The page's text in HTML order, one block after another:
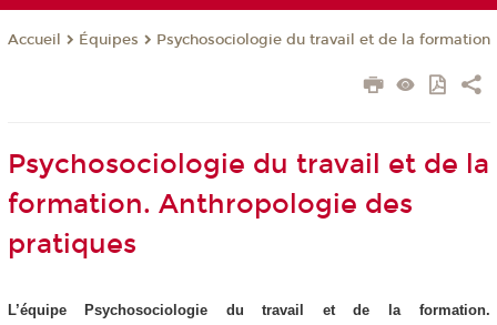
Accueil Équipes Psychosociologie du travail et de la formation
Psychosociologie du travail et de la
formation. Anthropologie des
pratiques
L’équipe Psychosociologie du travail et de la formation.